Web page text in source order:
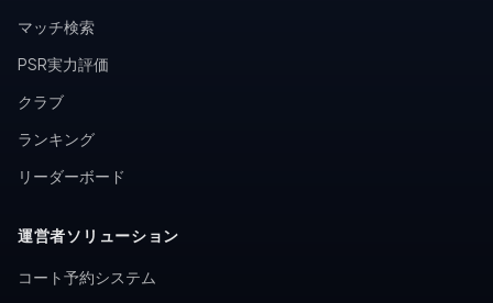
マッチ検索
PSR実力評価
クラブ
ランキング
リーダーボード
運営者ソリューション
コート予約システム